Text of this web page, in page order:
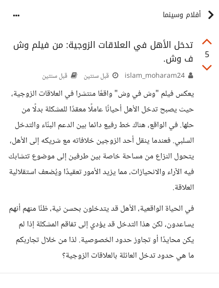
أفلام وسينما
5
تدخل الأهل في العلاقات الزوجية: من فيلم وش
ف وش.
قبل سنتين قبل سنتين
يعكس فيلم "وش في وش" واقعًا منتشرا في العلاقات الزوجية،
حيث يصبح تدخل الأهل أحيانًا عاملًا معقدًا للمشكلة بدلًا من
حلها. في الواقع، هناك خط رفيع دائما بين الدعم البنّاء والتدخل
السلبي. فعندما ينقل أحد الزوجين خلافاته مع شريكه إلى الأهل،
يتحول النزاع من مساحة خاصة بين طرفين إلى موضوع تتشابك
فيه الآراء والانحيازات، مما يزيد الأمور تعقيدًا ويُضعف استقلالية
العلاقة.
في الحياة الواقعية، الأهل قد يتدخلون بحسن نية، ظنًا منهم أنهم
يساعدون، لكن هذا التدخل قد يؤدي إلى تفاقم المشكلة إذا لم
يكن محايدًا أو تجاوز حدود الخصوصية. لذا من خلال تجاربكم
ما هي حدود تدخل العائلة بالعلاقات الزوجية؟